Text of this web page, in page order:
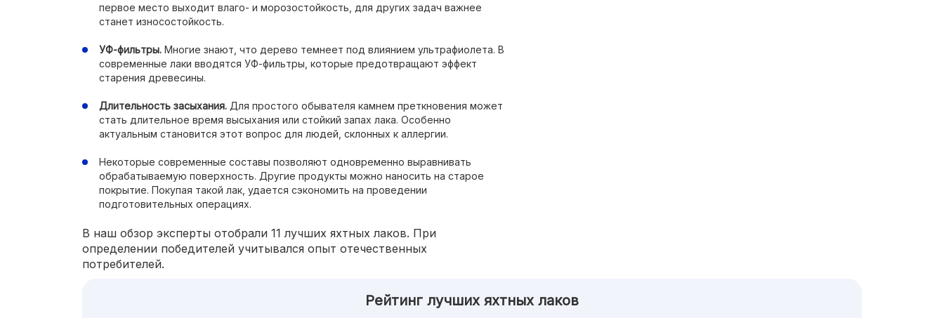
первое место выходит влаго- и морозостойкость, для других задач важнее
станет износостойкость.
УФ-фильтры. Многие знают, что дерево темнеет под влиянием ультрафиолета. В
современные лаки вводятся УФ-фильтры, которые предотвращают эффект
старения древесины.
Длительность засыхания. Для простого обывателя камнем преткновения может
стать длительное время высыхания или стойкий запах лака. Особенно
актуальным становится этот вопрос для людей, склонных к аллергии.
Некоторые современные составы позволяют одновременно выравнивать
обрабатываемую поверхность. Другие продукты можно наносить на старое
покрытие. Покупая такой лак, удается сэкономить на проведении
подготовительных операциях.
В наш обзор эксперты отобрали 11 лучших яхтных лаков. При
определении победителей учитывался опыт отечественных
потребителей.
Рейтинг лучших яхтных лаков